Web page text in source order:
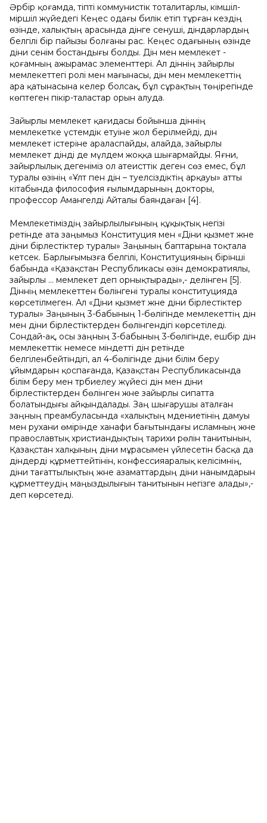
Әрбір қоғамда, тіпті коммунистік тоталитарлы, әкімшіл-
әміршіл жүйедегі Кеңес одағы билік етіп тұрған кездің
өзінде, халықтың арасында дінге сенуші, діндарлардың
белгілі бір пайызы болғаны рас. Кеңес одағының өзінде
діни сенім бостандығы болды. Дін мен мемлекет -
қоғамның ажырамас элементтері. Ал діннің зайырлы
мемлекеттегі ролі мен мағынасы, дін мен мемлекеттің
ара қатынасына келер болсақ, бұл сұрақтың төңірегінде
көптеген пікір-таластар орын алуда.
Зайырлы мемлекет қағидасы бойынша діннің
мемлекетке үстемдік етуіне жол берілмейді, дін
мемлекет істеріне араласпайды, алайда, зайырлы
мемлекет дінді де мүлдем жоққа шығармайды. Яғни,
зайырлылық дегеніміз ол атеисттік деген сөз емес, бұл
туралы өзінің «Ұлт пен дін – тәуелсіздіктің арқауы» атты
кітабында философия ғылымдарының докторы,
профессор Амангелді Айталы баяндаған [4].
Мемлекетіміздің зайырлылығының құқықтық негізі
ретінде ата заңымыз Конституция мен «Діни қызмет және
діни бірлестіктер туралы» Заңының баптарына тоқтала
кетсек. Барлығымызға белгілі, Конституцияның бірінші
бабында «Қазақстан Республикасы өзін демократиялы,
зайырлы … мемлекет деп орнықтырады»,- делінген [5].
Діннің мемлекеттен бөлінгені туралы конституцияда
көрсетілмеген. Ал «Діни қызмет және діни бірлестіктер
туралы» Заңының 3-бабының 1-бөлігінде мемлекеттің дін
мен діни бірлестіктерден бөлінгендігі көрсетіледі.
Сондай-ақ, осы заңның 3-бабының 3-бөлігінде, ешбiр дiн
мемлекеттік немесе міндетті дін ретінде
белгіленбейтіндігі, ал 4-бөлігінде діни білім беру
ұйымдарын қоспағанда, Қазақстан Республикасында
бiлiм беру мен тәрбиелеу жүйесі дін мен діни
бірлестіктерден бөлiнген және зайырлы сипатта
болатындығы айқындалады. Заң шығарушы аталған
заңның преамбуласында «халықтың мәдениетінің дамуы
мен рухани өмірінде ханафи бағытындағы исламның және
православтық христиандықтың тарихи рөлін танитынын,
Қазақстан халқының діни мұрасымен үйлесетін басқа да
діндерді құрметтейтінін, конфессияаралық келісімнің,
діни тағаттылықтың және азаматтардың діни нанымдарын
құрметтеудің маңыздылығын танитынын негізге алады»,-
деп көрсетеді.